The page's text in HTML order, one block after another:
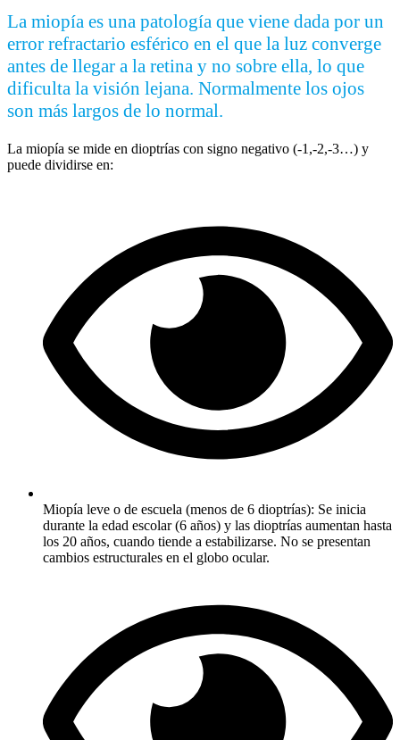
La miopía es una patología que viene dada por un
error refractario esférico en el que la luz converge
antes de llegar a la retina y no sobre ella, lo que
dificulta la visión lejana. Normalmente los ojos
son más largos de lo normal.
La miopía se mide en dioptrías con signo negativo (-1,-2,-3…) y
puede dividirse en:
Miopía leve o de escuela (menos de 6 dioptrías): Se inicia
durante la edad escolar (6 años) y las dioptrías aumentan hasta
los 20 años, cuando tiende a estabilizarse. No se presentan
cambios estructurales en el globo ocular.